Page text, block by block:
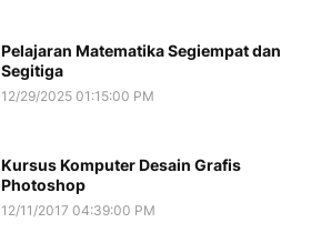
Pelajaran Matematika Segiempat dan
Segitiga
12/29/2025 01:15:00 PM
Kursus Komputer Desain Grafis
Photoshop
12/11/2017 04:39:00 PM